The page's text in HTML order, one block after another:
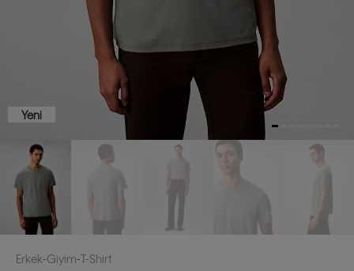
Yeni
Erkek Giyim T-Shirt